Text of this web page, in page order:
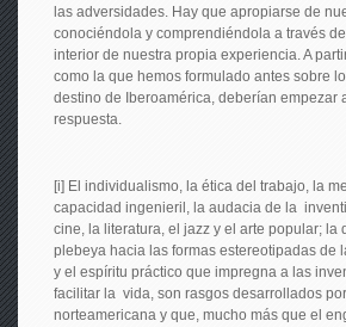
las adversidades. Hay que apropiarse de
conociéndola y comprendiéndola a través
interior de nuestra propia experiencia. A
como la que hemos formulado antes sobre
destino de Iberoamérica, deberían empezar
respuesta.
[i] El individualismo, la ética del trabajo, la
capacidad ingenieril, la audacia de la
cine, la literatura, el jazz y el arte popular; la
plebeya hacia las formas estereotipadas de
y el espíritu práctico que impregna a las
facilitar la vida, son rasgos desarrollados
norteamericana y que, mucho más que el